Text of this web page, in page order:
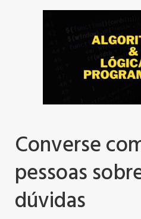
Converse
pessoas
dúvidas